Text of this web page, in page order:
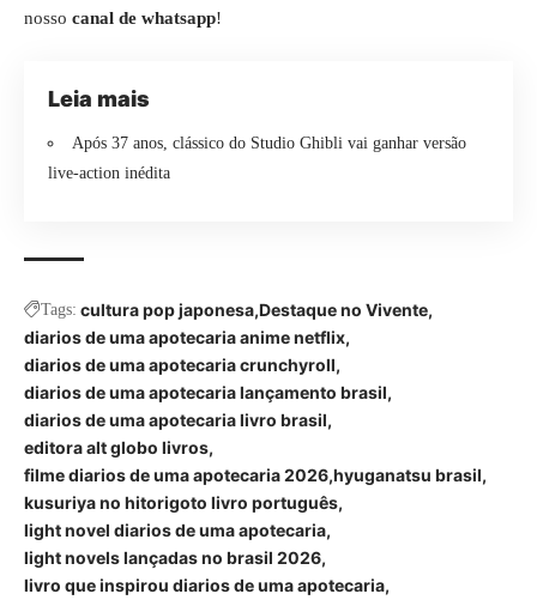
nosso canal de whatsapp!
Leia mais
Após 37 anos, clássico do Studio Ghibli vai ganhar versão
live-action inédita
Tags: cultura pop japonesa Destaque no Vivente
diarios de uma apotecaria anime netflix
diarios de uma apotecaria crunchyroll
diarios de uma apotecaria lançamento brasil
diarios de uma apotecaria livro brasil
editora alt globo livros
filme diarios de uma apotecaria 2026 hyuganatsu brasil
kusuriya no hitorigoto livro português
light novel diarios de uma apotecaria
light novels lançadas no brasil 2026
livro que inspirou diarios de uma apotecaria